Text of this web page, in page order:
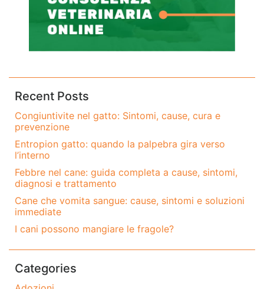
Recent Posts
Congiuntivite nel gatto: Sintomi, cause, cura e
prevenzione
Entropion gatto: quando la palpebra gira verso
l’interno
Febbre nel cane: guida completa a cause, sintomi,
diagnosi e trattamento
Cane che vomita sangue: cause, sintomi e soluzioni
immediate
I cani possono mangiare le fragole?
Categories